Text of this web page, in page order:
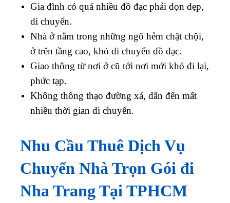
Gia đình có quá nhiều đồ đạc phải dọn dẹp,
di chuyển.
Nhà ở nằm trong những ngõ hẻm chật chội,
ở trên tầng cao, khó di chuyển đồ đạc.
Giao thông từ nơi ở cũ tới nơi mới khó đi lại,
phức tạp.
Không thông thạo đường xá, dẫn đến mất
nhiều thời gian di chuyển.
Nhu Cầu Thuê Dịch Vụ
Chuyển Nhà Trọn Gói đi
Nha Trang Tại TPHCM